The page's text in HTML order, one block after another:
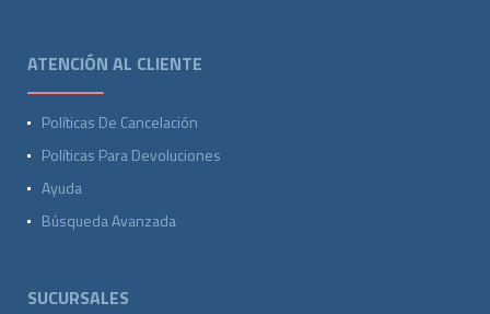
ATENCIÓN AL CLIENTE
Políticas De Cancelación
Políticas Para Devoluciones
Ayuda
Búsqueda Avanzada
SUCURSALES